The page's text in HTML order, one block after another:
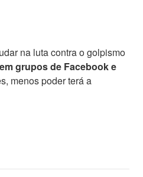
na luta contra o golpismo
grupos de Facebook e
menos poder terá a